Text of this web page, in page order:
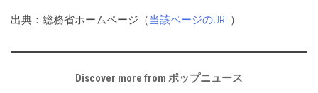
出典：総務省ホームページ（当該ページのURL）
Discover more from ポップニュース